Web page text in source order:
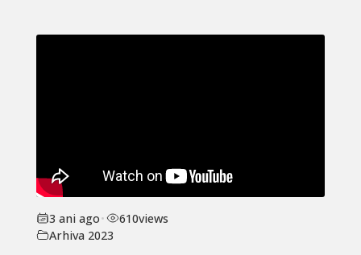
3 ani ago• 610views
Arhiva 2023